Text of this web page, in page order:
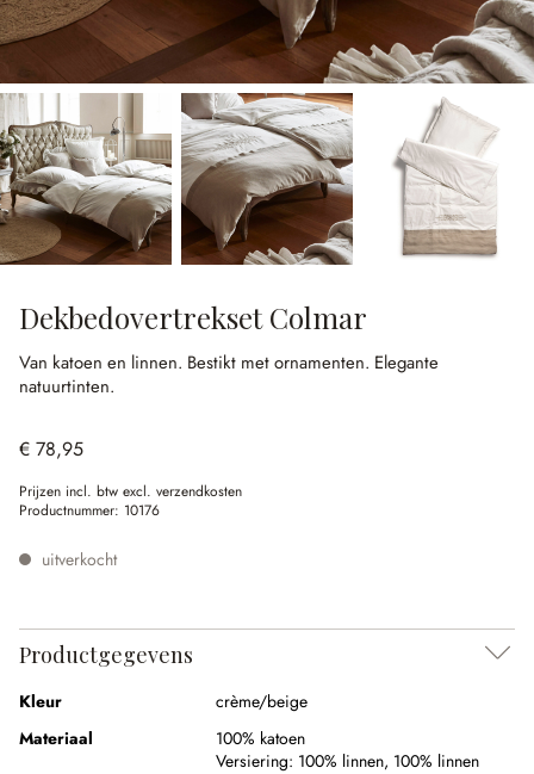
Dekbedovertrekset Colmar
Van katoen en linnen. Bestikt met ornamenten. Elegante
natuurtinten.
€ 78,95
Prijzen incl. btw excl. verzendkosten
Productnummer: 10176
uitverkocht
Productgegevens
Kleur
crème/beige
Materiaal
100% katoen
Versiering: 100% linnen, 100% linnen